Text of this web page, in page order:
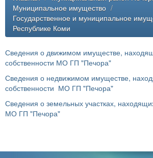
Муниципальное имущество /
Государственное и муниципальное
Республике Коми
Сведения о движимом имуществе,
собственности МО ГП "Печора"
Сведения о недвижимом имуществе,
собственности МО ГП "Печора"
Сведения о земельных участках,
МО ГП "Печора"